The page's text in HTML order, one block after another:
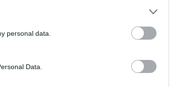
personal data.
Data.